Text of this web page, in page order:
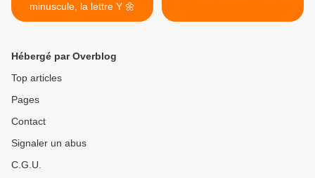
minuscule, la lettre Y 🌼
Hébergé par Overblog
Top articles
Pages
Contact
Signaler un abus
C.G.U.